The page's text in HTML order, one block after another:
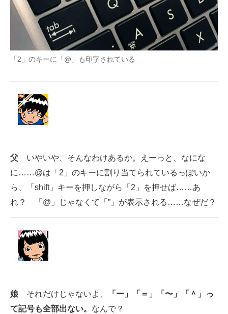
「2」のキーに「@」も印字されている
父 いやいや、そんなわけあるか。えーっと、なにな
に……@は「2」のキーに割り当てられているっぽいか
ら、「shift」キーを押しながら「2」を押せば……あ
れ？ 「@」じゃなくて「”」が表示される……なぜだ？
娘 それだけじゃないよ、
「ー」「＝」「〜」「＾」っ
て記号も全部出ない。 なんで？